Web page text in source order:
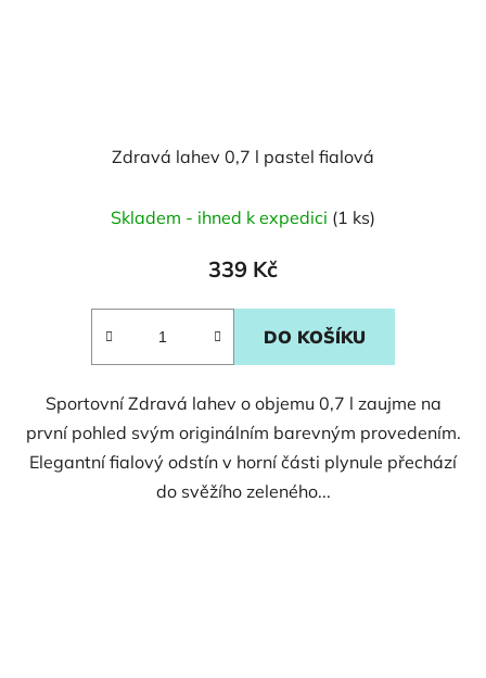
Zdravá lahev 0,7 l pastel fialová
Skladem - ihned k expedici (1 ks)
339 Kč
DO KOŠÍKU
Sportovní Zdravá lahev o objemu 0,7 l zaujme na
první pohled svým originálním barevným provedením.
Elegantní fialový odstín v horní části plynule přechází
do svěžího zeleného...